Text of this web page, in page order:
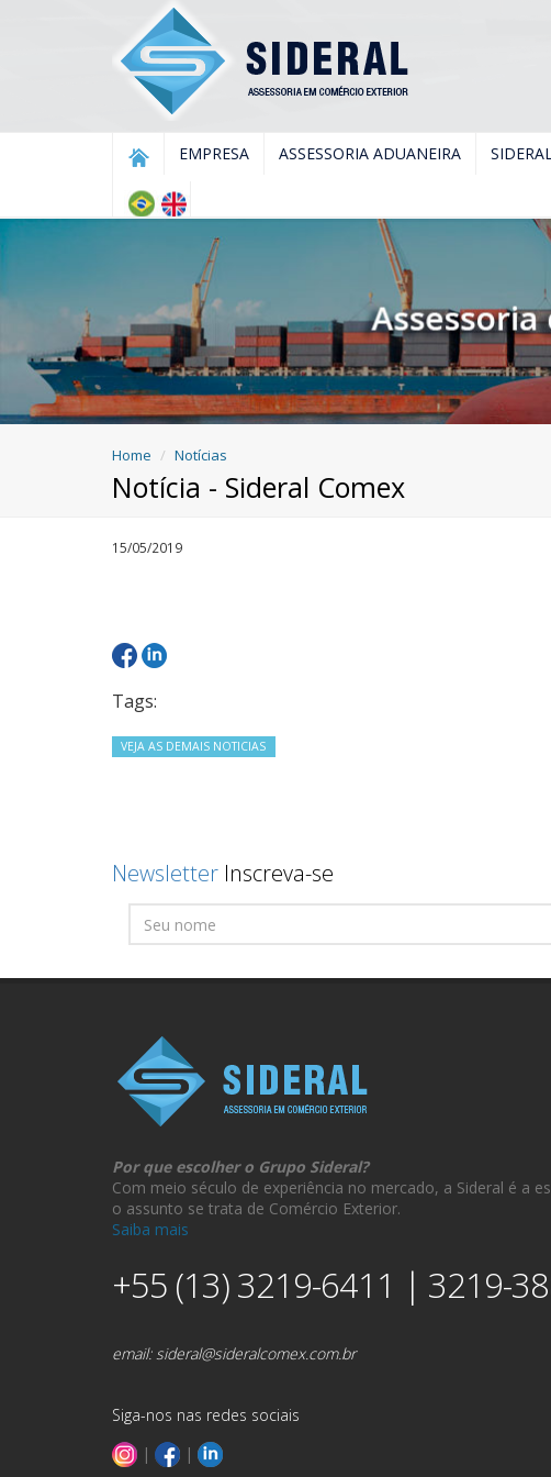
EMPRESA ASSESSORIA ADUANEIRA
Home Notícias
Notícia - Sideral Comex
15/05/2019
Tags:
VEJA AS DEMAIS NOTICIAS
Newsletter Inscreva-se
Por que escolher o Grupo Sideral?
Com meio século de experiência no mercado, a Sideral é a
o assunto se trata de Comércio Exterior.
Saiba mais
+55 (13) 3219-6411 | 3219-
email:sideral@sideralcomex.com.br
Siga-nos nas redes sociais
|
|